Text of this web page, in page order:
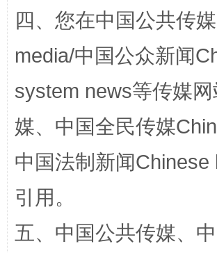
扯下公款旅游的“隐身衣”
四、您在中国公共传
media/中国公众新闻
system news等传媒
媒、中国全民传媒
中国法制新闻
引用。
五、中国公共传媒、